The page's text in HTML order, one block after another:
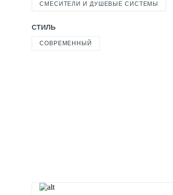
СМЕСИТЕЛИ И ДУШЕВЫЕ СИСТЕМЫ
СТИЛЬ
СОВРЕМЕННЫЙ